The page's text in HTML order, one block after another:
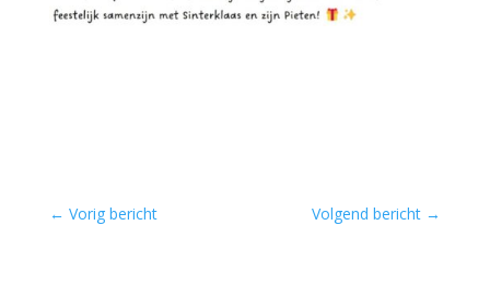
← Vorig bericht Volgend bericht →